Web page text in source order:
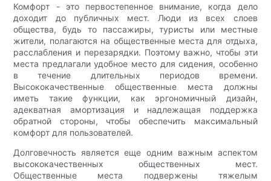
Комфорт - это первостепенное внимание, когда дело
доходит до публичных мест. Люди из всех слоев
общества, будь то пассажиры, туристы или местные
жители, полагаются на общественные места для отдыха,
расслабления и перезарядки. Поэтому важно, чтобы эти
места предлагали удобное место для сидения, особенно
в течение длительных периодов времени.
Высококачественные общественные места должны
иметь такие функции, как эргономичный дизайн,
адекватная амортизация и надлежащая поддержка
обратной стороны, чтобы обеспечить максимальный
комфорт для пользователей.
Долговечность является еще одним важным аспектом
высококачественных общественных мест.
Общественные места подвержены тяжелым